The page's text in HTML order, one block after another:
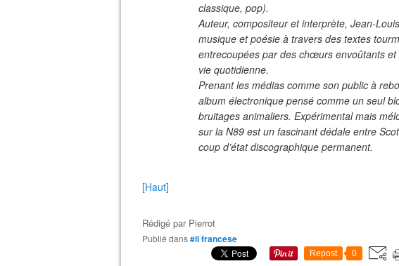
classique, pop).
Auteur, compositeur et interprète, Jean-
musique et poésie à travers des textes
entrecoupées par des chœurs envoûtants
vie quotidienne.
Prenant les médias comme son public à
album électronique pensé comme un seul
bruitages animaliers. Expérimental mais
sur la N89 est un fascinant dédale entre
coup d’état discographique permanent.
[Haut]
Rédigé par Pierrot
Publié dans#il francese
Repost 0